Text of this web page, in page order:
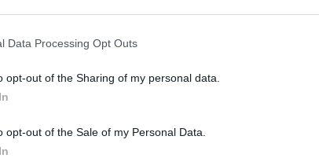
Data Processing Opt Outs
opt-out of the Sharing of my personal data.
opt-out of the Sale of my Personal Data.
10 vuoden tarkastelujaksolla
Mikä on Adelaiden tavanomainen lämpötila joulukuussa.
keskilämpötila
keskimäärin